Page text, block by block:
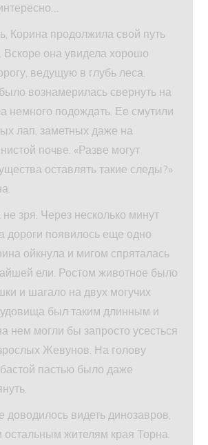
Корина продолжила свой путь
Вскоре она увидела хорошо
ведущую в глубь леса.
вознамерилась свернуть на
немного подождать. Ее смутили
лап, заметных даже на
почве. «Разве могут
оставлять такие следы?»
зря. Через несколько минут
дороги появилось еще одно
ойкнула и мигом спряталась
ели. Ростом животное было
и шагало на двух могучих
был таким длинным и
нем могли бы запросто усесться
Жевунов. На голову
пастью было даже
доводилось видеть динозавров,
остальным жителям края Торна.